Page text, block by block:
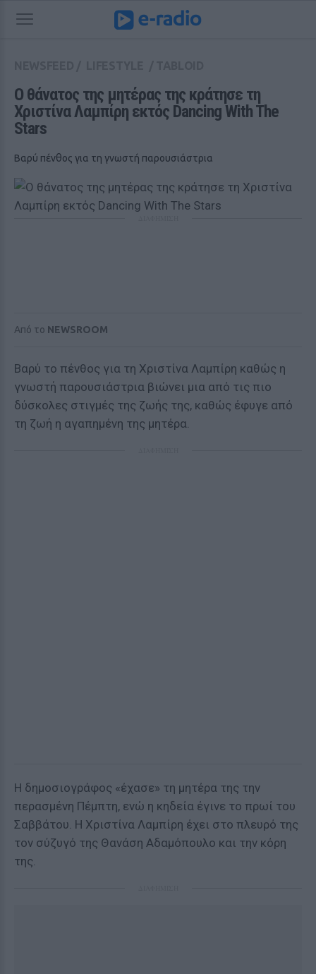
Ο θάνατος της μητέρας της κράτησε τη
Χριστίνα Λαμπίρη εκτός Dancing With The
Stars
Βαρύ πένθος για τη γνωστή παρουσιάστρια
Από το NEWSROOM
Βαρύ το πένθος για τη Χριστίνα Λαμπίρη καθώς η
γνωστή παρουσιάστρια βιώνει μια από τις πιο
δύσκολες στιγμές της ζωής της, καθώς έφυγε από
τη ζωή η αγαπημένη της μητέρα.
Η δημοσιογράφος «έχασε» τη μητέρα της την
περασμένη Πέμπτη, ενώ η κηδεία έγινε το πρωί του
Σαββάτου. Η Χριστίνα Λαμπίρη έχει στο πλευρό της
τον σύζυγό της Θανάση Αδαμόπουλο και την κόρη
της.